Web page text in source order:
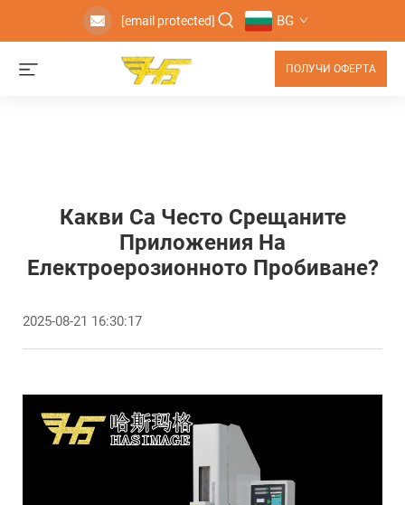
[email protected] BG
ПОЛУЧИ ОФЕРТА
Какви Са Често Срещаните
Приложения На
Електроерозионното Пробиване?
2025-08-21 16:30:17